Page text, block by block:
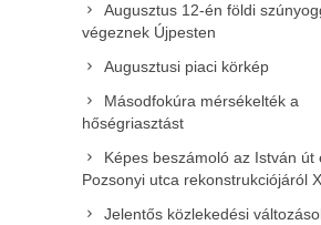
Augusztus 12-én földi
végeznek Újpesten
Augusztusi piaci körkép
Másodfokúra mérsékelték a
hőségriasztást
Képes beszámoló az István út
Pozsonyi utca rekonstrukciójáról
Jelentős közlekedési